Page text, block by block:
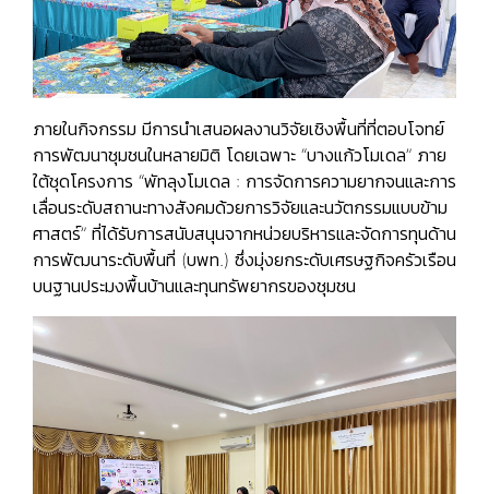
ภายในกิจกรรม มีการนำเสนอผลงานวิจัยเชิงพื้นที่ที่ตอบโจทย์
การพัฒนาชุมชนในหลายมิติ โดยเฉพาะ “บางแก้วโมเดล” ภาย
ใต้ชุดโครงการ “พัทลุงโมเดล : การจัดการความยากจนและการ
เลื่อนระดับสถานะทางสังคมด้วยการวิจัยและนวัตกรรมแบบข้าม
ศาสตร์” ที่ได้รับการสนับสนุนจากหน่วยบริหารและจัดการทุนด้าน
การพัฒนาระดับพื้นที่ (บพท.) ซึ่งมุ่งยกระดับเศรษฐกิจครัวเรือน
บนฐานประมงพื้นบ้านและทุนทรัพยากรของชุมชน